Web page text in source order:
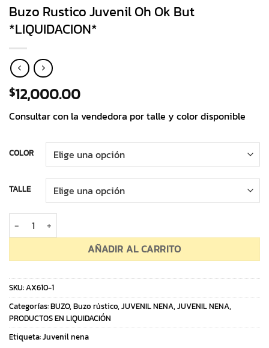
Buzo Rustico Juvenil Oh Ok But
*LIQUIDACION*
$12,000.00
Consultar con la vendedora por talle y color disponible
COLOR
TALLE
Buzo Rustico Juvenil Oh Ok But *LIQUIDACION* cantidad
AÑADIR AL CARRITO
SKU:AX610-1
Categorías:BUZO, Buzo rústico, JUVENIL NENA, JUVENIL NENA,
PRODUCTOS EN LIQUIDACIÓN
Etiqueta:Juvenil nena